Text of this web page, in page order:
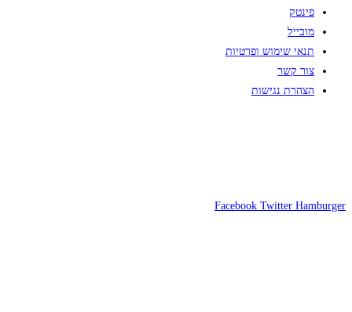
פינטק
מובייל
תנאי שימוש ופרטיות
צור קשר
הצהרת נגישות
Facebook Twitter Hamburger